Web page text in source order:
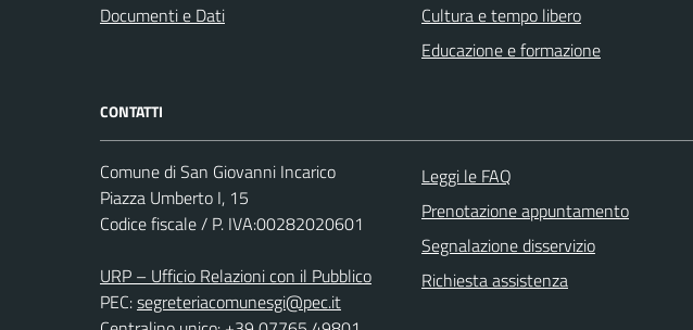
Documenti e Dati
Cultura e tempo libero
Educazione e formazione
CONTATTI
Comune di San Giovanni Incarico
Piazza Umberto I, 15
Codice fiscale / P. IVA:00282020601
URP – Ufficio Relazioni con il Pubblico
PEC:segreteriacomunesgi@pec.it
Leggi le FAQ
Prenotazione appuntamento
Segnalazione disservizio
Richiesta assistenza